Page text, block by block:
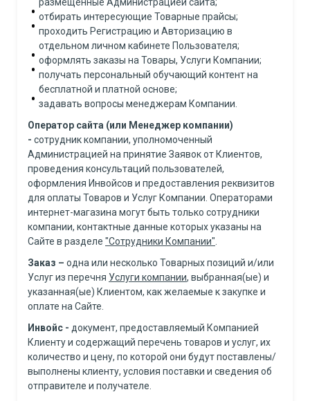
размещенные Администрацией сайта;
отбирать интересующие Товарные прайсы;
проходить Регистрацию и Авторизацию в
отдельном личном кабинете Пользователя;
оформлять заказы на Товары, Услуги Компании;
получать персональный обучающий контент на
бесплатной и платной основе;
задавать вопросы менеджерам Компании.
Оператор сайта (или Менеджер компании)
- сотрудник компании, уполномоченный
Администрацией на принятие Заявок от Клиентов,
проведения консультаций пользователей,
оформления Инвойсов и предоставления реквизитов
для оплаты Товаров и Услуг Компании. Операторами
интернет-магазина могут быть только сотрудники
компании, контактные данные которых указаны на
Сайте в разделе "Сотрудники Компании".
Заказ – одна или несколько Товарных позиций и/или
Услуг из перечня Услуги компании, выбранная(ые) и
указанная(ые) Клиентом, как желаемые к закупке и
оплате на Сайте.
Инвойс - документ, предоставляемый Компанией
Клиенту и содержащий перечень товаров и услуг, их
количество и цену, по которой они будут поставлены/
выполнены клиенту, условия поставки и сведения об
отправителе и получателе.